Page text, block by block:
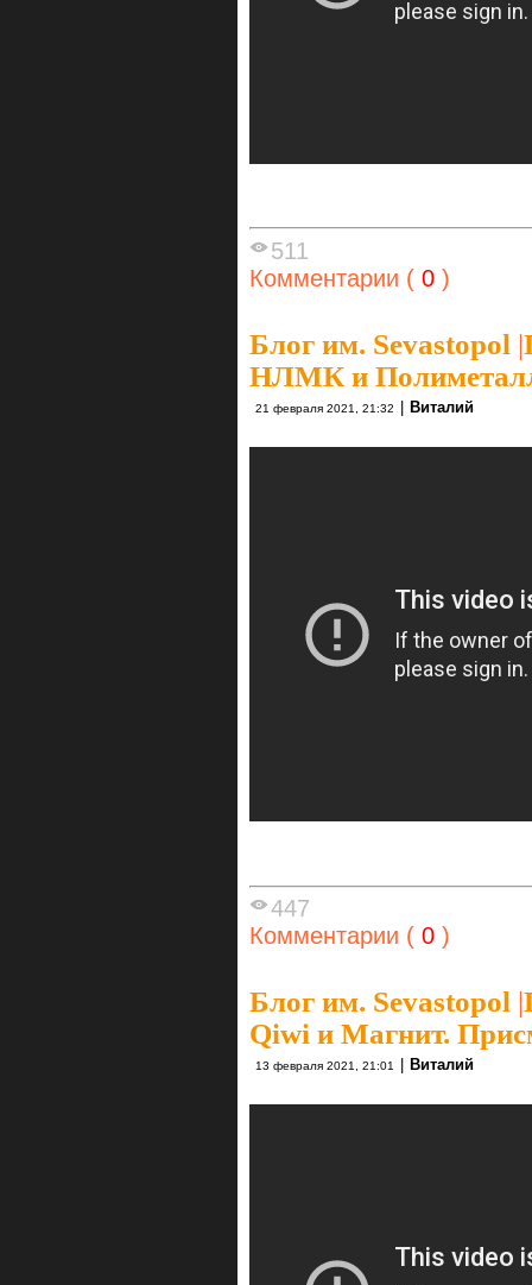
511
Комментарии ( 0 )
Блог им. Sevastopol |
НЛМК и
21 февраля 2021, 21:32 Виталий
447
Комментарии ( 0 )
Блог им. Sevastopol |
Qiwi и Магнит.
13 февраля 2021, 21:01 Виталий